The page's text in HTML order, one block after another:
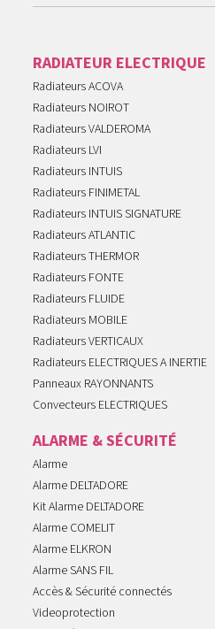
RADIATEUR ELECTRIQUE
Radiateurs ACOVA
Radiateurs NOIROT
Radiateurs VALDEROMA
Radiateurs LVI
Radiateurs INTUIS
Radiateurs FINIMETAL
Radiateurs INTUIS SIGNATURE
Radiateurs ATLANTIC
Radiateurs THERMOR
Radiateurs FONTE
Radiateurs FLUIDE
Radiateurs MOBILE
Radiateurs VERTICAUX
Radiateurs ELECTRIQUES A INERTIE
Panneaux RAYONNANTS
Convecteurs ELECTRIQUES
ALARME & SÉCURITÉ
Alarme
Alarme DELTADORE
Kit Alarme DELTADORE
Alarme COMELIT
Alarme ELKRON
Alarme SANS FIL
Accès & Sécurité connectés
Videoprotection